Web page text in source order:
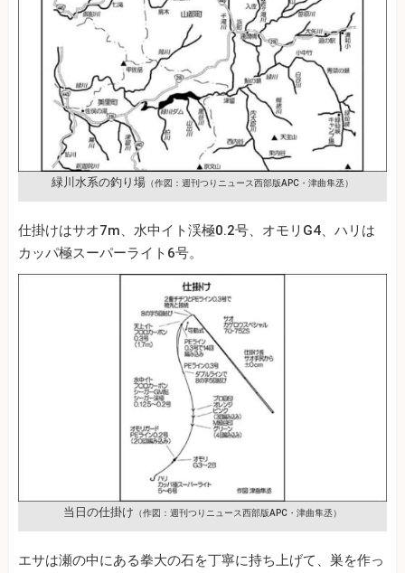
緑川水系の釣り場 （作図：週刊つりニュース西部版APC・津曲隼丞）
仕掛けはサオ7m、水中イト渓極0.2号、オモリG4、ハリは
カッパ極スーパーライト6号。
当日の仕掛け （作図：週刊つりニュース西部版APC・津曲隼丞）
エサは瀬の中にある拳大の石を丁寧に持ち上げて、巣を作っ